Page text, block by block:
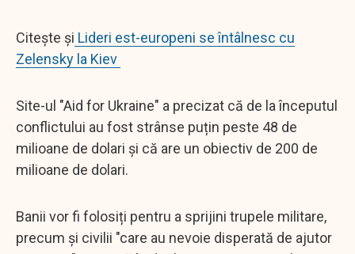
Citește și Lideri est-europeni se întâlnesc cu
Zelensky la Kiev
Site-ul "Aid for Ukraine" a precizat că de la începutul
conflictului au fost strânse puțin peste 48 de
milioane de dolari și că are un obiectiv de 200 de
milioane de dolari.
Banii vor fi folosiți pentru a sprijini trupele militare,
precum și civilii "care au nevoie disperată de ajutor